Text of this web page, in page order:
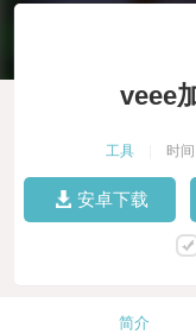
veee
工具 时
安卓下载
简介